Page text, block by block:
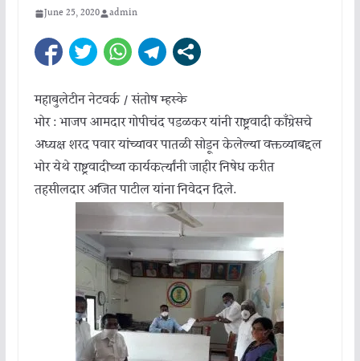
June 25, 2020 admin
महाबुलेटीन नेटवर्क / संतोष म्हस्के
भोर : भाजप आमदार गोपीचंद पडळकर यांनी राष्ट्रवादी काँग्रेसचे
अध्यक्ष शरद पवार यांच्यावर पातळी सोडून केलेल्या वक्तव्याबद्दल
भोर येथे राष्ट्रवादीच्या कार्यकर्त्यांनी जाहीर निषेध करीत
तहसीलदार अजित पाटील यांना निवेदन दिले.